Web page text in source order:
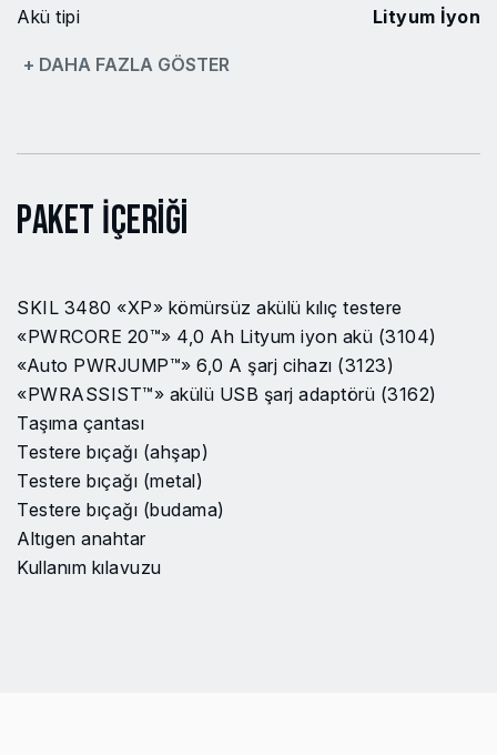
Akü tipi Lityum İyon
Gerilim
Akü hariç net ağırlık
Ahşapta kesme kapasitesi 265 mm
29 mm
Alüminyumda kesme
kapasitesi
Metalde kesme kapasitesi
Metal borularda kesme
+ DAHA FAZLA GÖSTER
Paket İçeriği
SKIL 3480 «XP» kömürsüz akülü kılıç testere
«PWRCORE 20™» 4,0 Ah Lityum iyon akü (3104)
«Auto PWRJUMP™» 6,0 A şarj cihazı (3123)
«PWRASSIST™» akülü USB şarj adaptörü (3162)
Taşıma çantası
Testere bıçağı (ahşap)
Testere bıçağı (metal)
Testere bıçağı (budama)
Altıgen anahtar
Kullanım kılavuzu